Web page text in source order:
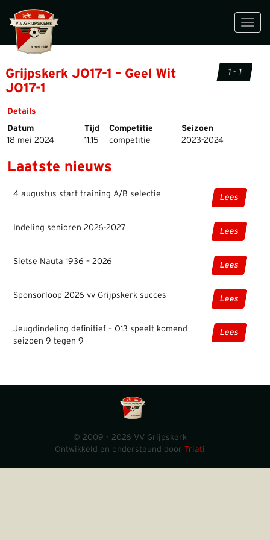
Grijpskerk JO17-1 – Geel Wit
JO17-1
1 - 1
Details
Datum
Tijd Competitie
Seizoen
18 mei 2024
11:15 competitie 2023-2024
Laatste nieuws
4 augustus start training A/B selectie Lees
Indeling senioren 2026-2027 Lees
Sietse Nauta 1936 – 2026 Lees
Sponsorloop 2026 vv Grijpskerk succes Lees
Jeugdindeling definitief – O13 speelt komend
seizoen 9 tegen 9
Lees
© 2009 - 2026 VV Grijpskerk
Ontwikkeld en ondersteund door Triati